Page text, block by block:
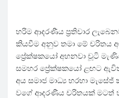
හරිම ආදරණීය ප්‍රතිචාර
කියවීම අනුව තමා මේ චරිතය
ප්‍රේක්ෂකයෝ අහනවා චූටි
සමහර ප්‍රේක්ෂකයෝ ළඟට
අය සමාජ මාධ්‍ය හරහා
වගේ ආදරණීය චරිතයක් මටත්